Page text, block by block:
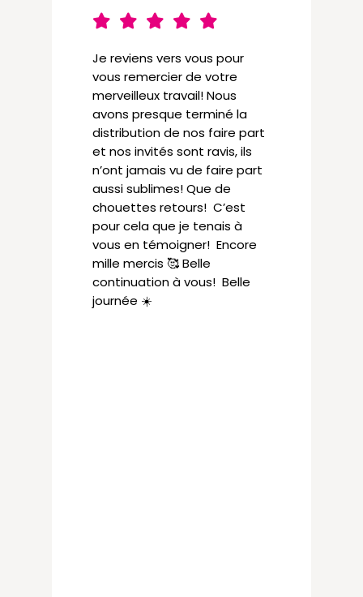
Je reviens vers vous pour
vous remercier de votre
merveilleux travail! Nous
avons presque terminé la
distribution de nos faire part
et nos invités sont ravis, ils
n’ont jamais vu de faire part
aussi sublimes! Que de
chouettes retours! C’est
pour cela que je tenais à
vous en témoigner! Encore
mille mercis 🥰 Belle
continuation à vous! Belle
journée ☀️